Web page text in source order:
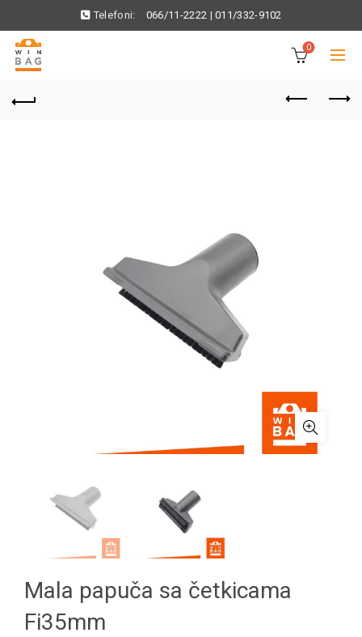
Telefoni: 066/11-2222 |011/332-9102
0
Mala papuča sa četkicama
Fi35mm